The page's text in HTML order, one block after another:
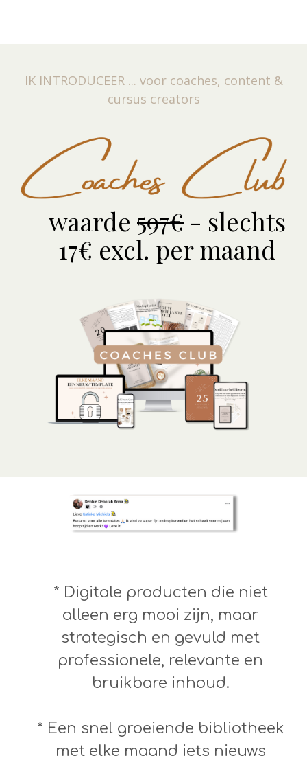
IK INTRODUCEER ... voor coaches, content &
cursus creators
waarde 597€ - slechts
17€ excl. per maand
* Digitale producten die niet
alleen erg mooi zijn, maar
strategisch en gevuld met
professionele, relevante en
bruikbare inhoud.
* Een snel groeiende bibliotheek
met elke maand iets nieuws